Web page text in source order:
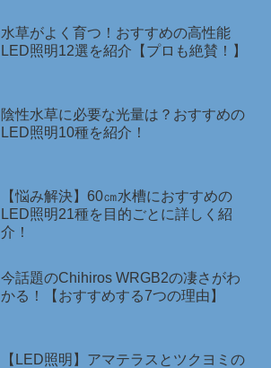
水草がよく育つ！おすすめの高性能
LED照明12選を紹介【プロも絶賛！】
陰性水草に必要な光量は？おすすめの
LED照明10種を紹介！￼
【悩み解決】60㎝水槽におすすめの
LED照明21種を目的ごとに詳しく紹
介！
今話題のChihiros WRGB2の凄さがわ
かる！【おすすめする7つの理由】
【LED照明】アマテラスとツクヨミの